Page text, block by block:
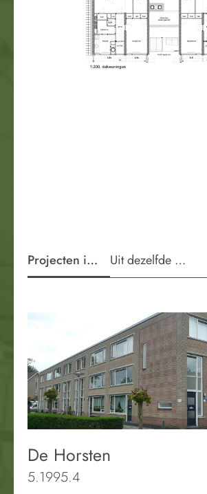
Projecten in de wijkUit dezelfde periode
De Horsten
5.1995.4